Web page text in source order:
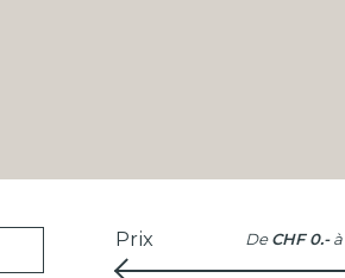
Prix De CHF 0.- à